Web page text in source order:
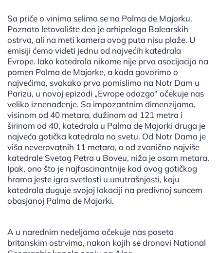
Sa priče o vinima selimo se na Palma de Majorku.
Poznato letovalište deo je arhipelaga Balearskih
ostrva, ali na meti kamera ovog puta nisu plaže. U
emisiji ćemo videti jednu od najvećih katedrala
Evrope. Iako katedrala nikome nije prva asocijacija na
pomen Palma de Majorke, a kada govorimo o
najvećima, svakako prvo pomislimo na Notr Dam u
Parizu, u novoj epizodi „Evrope odozgo“ očekuje nas
veliko iznenađenje. Sa impozantnim dimenzijama,
visinom od 40 metara, dužinom od 121 metra i
širinom od 40, katedrala u Palma de Majorki druga je
najveća gotička katedrala na svetu. Od Notr Dama je
viša neverovatnih 11 metara, a od zvanično najviše
katedrale Svetog Petra u Boveu, niža je osam metara.
Ipak, ono što je najfascinantnije kod ovog gotičkog
hrama jeste igra svetlosti u unutrašnjosti, koju
katedrala duguje svojoj lokaciji na predivnoj suncem
obasjanoj Palma de Majorki.
A u narednim nedeljama očekuje nas poseta
britanskim ostrvima, nakon kojih se dronovi National